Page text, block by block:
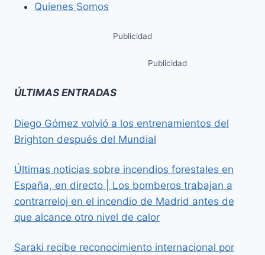
Quienes Somos
Publicidad
Publicidad
ÚLTIMAS ENTRADAS
Diego Gómez volvió a los entrenamientos del
Brighton después del Mundial
Últimas noticias sobre incendios forestales en
España, en directo | Los bomberos trabajan a
contrarreloj en el incendio de Madrid antes de
que alcance otro nivel de calor
Saraki recibe reconocimiento internacional por